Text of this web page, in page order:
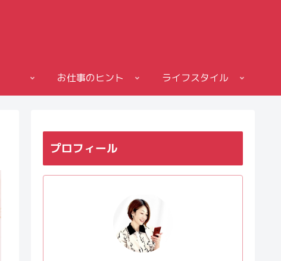
お仕事のヒント ライフスタイル
プロフィール